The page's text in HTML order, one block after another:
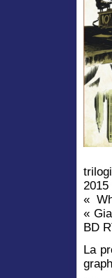
«
«
BD
La